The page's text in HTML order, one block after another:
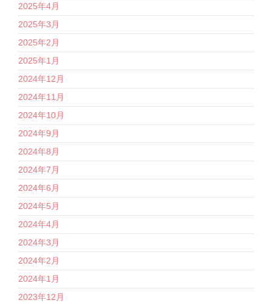
2025年4月
2025年3月
2025年2月
2025年1月
2024年12月
2024年11月
2024年10月
2024年9月
2024年8月
2024年7月
2024年6月
2024年5月
2024年4月
2024年3月
2024年2月
2024年1月
2023年12月